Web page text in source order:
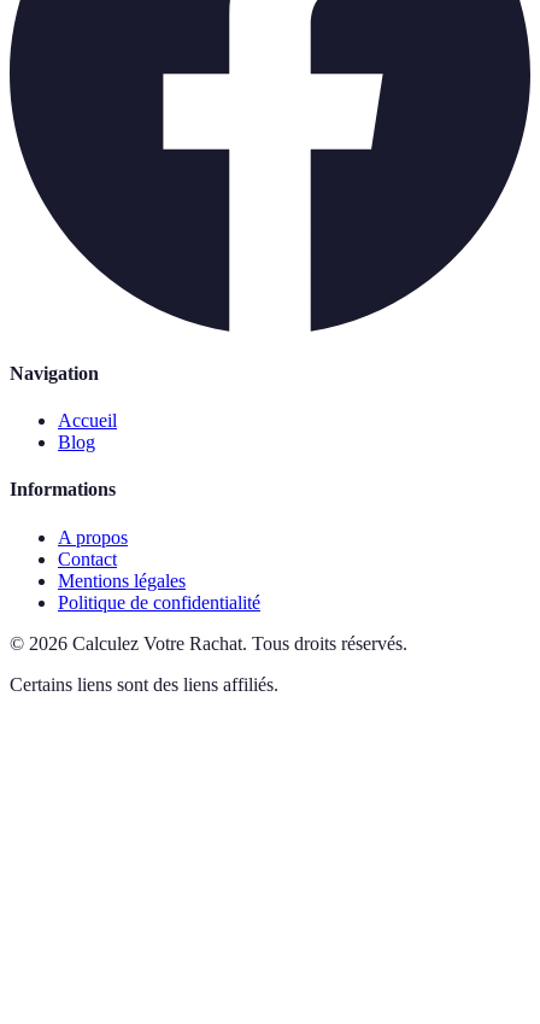
Navigation
Accueil
Blog
Informations
A propos
Contact
Mentions légales
Politique de confidentialité
© 2026 Calculez Votre Rachat. Tous droits réservés.
Certains liens sont des liens affiliés.